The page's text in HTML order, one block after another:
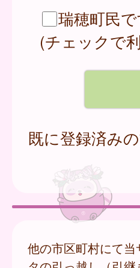
瑞穂町民で
(チェックで
既に登録済み
他の市区町村にて当